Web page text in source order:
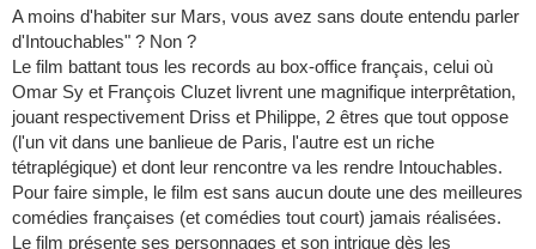
A moins d'habiter sur Mars, vous avez sans doute entendu parler
d'Intouchables" ? Non ?
Le film battant tous les records au box-office français, celui où
Omar Sy et François Cluzet livrent une magnifique interprêtation,
jouant respectivement Driss et Philippe, 2 êtres que tout oppose
(l'un vit dans une banlieue de Paris, l'autre est un riche
tétraplégique) et dont leur rencontre va les rendre Intouchables.
Pour faire simple, le film est sans aucun doute une des meilleures
comédies françaises (et comédies tout court) jamais réalisées.
Le film présente ses personnages et son intrigue dès les